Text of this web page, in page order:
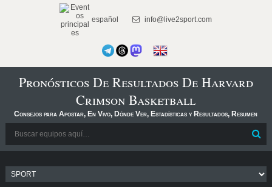
español info@live2sport.com
Pronósticos De Resultados De Harvard
Crimson Basketball
Consejos para Apostar, En Vivo, Dónde Ver, Estadísticas y Resultados, Resumen